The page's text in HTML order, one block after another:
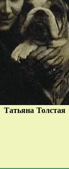
Татьяна Толстая